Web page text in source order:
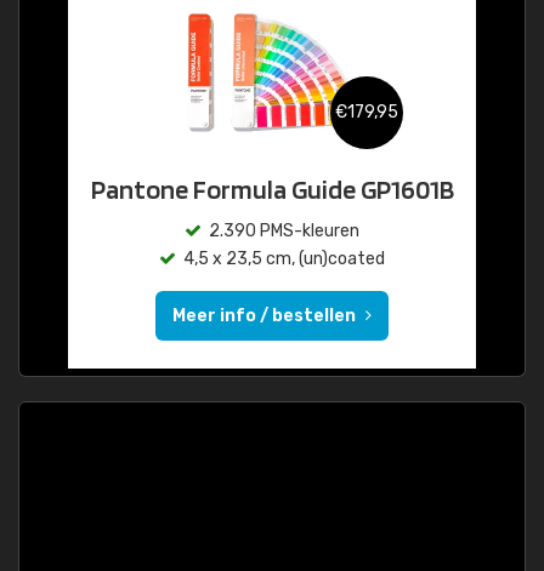
€179,95
Pantone Formula Guide GP1601B
2.390 PMS-kleuren
4,5 x 23,5 cm, (un)coated
Meer info / bestellen